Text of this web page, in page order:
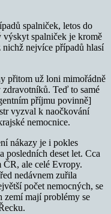
spalniček, letos do
spalniček je kromě
nejvíce případů hlasí
přitom už loni mimořádně
Teď to samé
příjmu povinně]
vyzval k naočkování
nemocnice.
nákazy je i pokles
posledních deset let. Cca
ČR, ale celé Evropy.
nedávnem zuřila
počet nemocných, se
zemí mají problémy se